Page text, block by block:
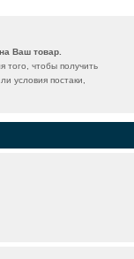
Ваш товар.
чтобы получить
условия постаки,